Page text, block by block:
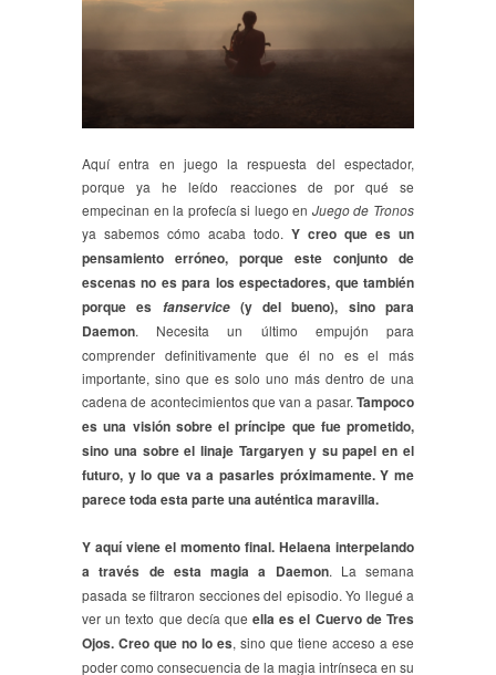
Aquí entra en juego la respuesta del espectador,
porque ya he leído reacciones de por qué se
empecinan en la profecía si luego en Juego de Tronos
ya sabemos cómo acaba todo. Y creo que es un
pensamiento erróneo, porque este conjunto de
escenas no es para los espectadores, que también
porque es fanservice(y del bueno), sino para
Daemon. Necesita un último empujón para
comprender definitivamente que él no es el más
importante, sino que es solo uno más dentro de una
cadena de acontecimientos que van a pasar. Tampoco
es una visión sobre el príncipe que fue prometido,
sino una sobre el linaje Targaryen y su papel en el
futuro, y lo que va a pasarles próximamente. Y me
parece toda esta parte una auténtica maravilla.
Y aquí viene el momento final. Helaena interpelando
a través de esta magia a Daemon. La semana
pasada se filtraron secciones del episodio. Yo llegué a
ver un texto que decía queella es el Cuervo de Tres
Ojos. Creo que no lo es, sino que tiene acceso a ese
poder como consecuencia de la magia intrínseca en su